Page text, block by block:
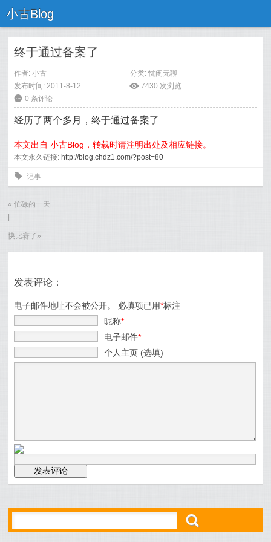
小古Blog
终于通过备案了
作者:小古 分类: 忧闲无聊
发布时间: 2011-8-12
ė 7430 次浏览
6 0 条评论
经历了两个多月，终于通过备案了
本文出自 小古Blog，转载时请注明出处及相应链接。
本文永久链接: http://blog.chdz1.com/?post=80
0 记事
«忙碌的一天
快比赛了 »
发表评论：
电子邮件地址不会被公开。 必填项已用*标注
昵称*
电子邮件*
个人主页 (选填)
ő